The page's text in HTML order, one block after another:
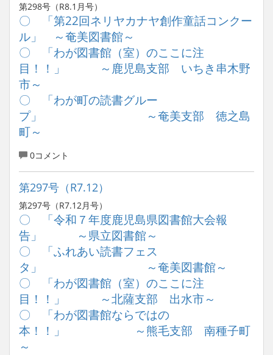
第298号（R8.1月号）
〇 「第22回ネリヤカナヤ創作童話コンクー
ル」 ～奄美図書館～
〇 「わが図書館（室）のここに注
目！！」 ～鹿児島支部 いちき串木野
市～
〇 「わが町の読書グルー
プ」 ～奄美支部 徳之島
町～
0コメント
第297号（R7.12）
第297号（R7.12月号）
〇 「令和７年度鹿児島県図書館大会報
告」 ～県立図書館～
〇 「ふれあい読書フェス
タ」 ～奄美図書館～
〇 「わが図書館（室）のここに注
目！！」 ～北薩支部 出水市～
〇 「わが図書館ならではの
本！！」 ～熊毛支部 南種子町
～